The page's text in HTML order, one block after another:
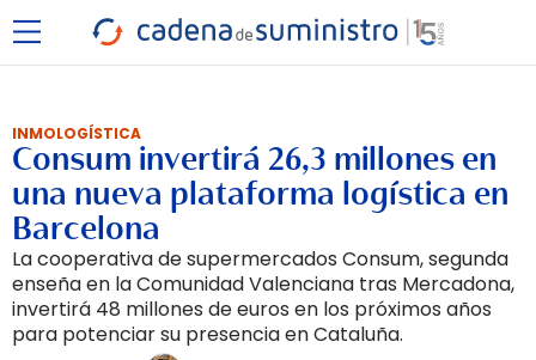
INMOLOGÍSTICA
Consum invertirá 26,3 millones en
una nueva plataforma logística en
Barcelona
La cooperativa de supermercados Consum, segunda
enseña en la Comunidad Valenciana tras Mercadona,
invertirá 48 millones de euros en los próximos años
para potenciar su presencia en Cataluña.